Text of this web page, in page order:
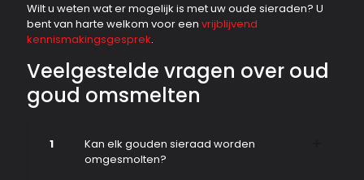
Wilt u weten wat er mogelijk is met uw oude sieraden? U
bent van harte welkom voor een vrijblijvend
kennismakingsgesprek.
Veelgestelde vragen over oud
goud omsmelten
1
Kan elk gouden sieraad worden
omgesmolten?